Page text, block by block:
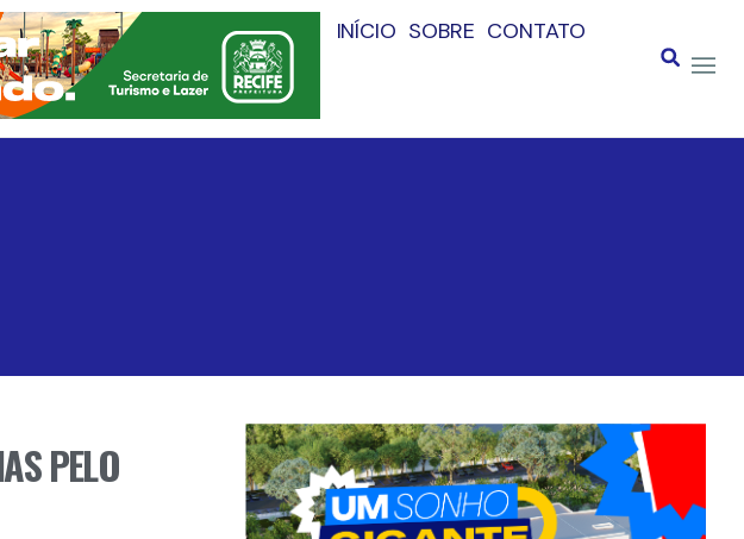
INÍCIO SOBRE CONTATO
PELO